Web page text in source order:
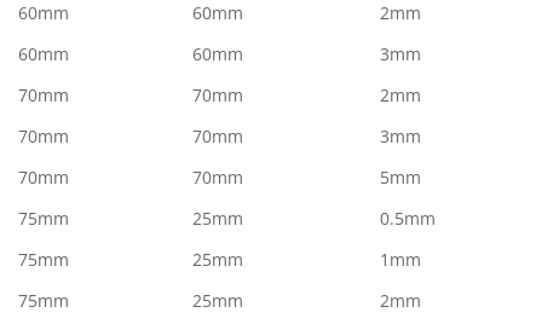
60mm
60mm
2mm
60mm
60mm
3mm
70mm
70mm
2mm
70mm
70mm
3mm
70mm
70mm
5mm
75mm
25mm
0.5mm
75mm
25mm
1mm
75mm
25mm
2mm